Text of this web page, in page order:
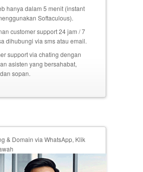
hanya dalam 5 menit (instant
Softaculous).
customer support 24 jam / 7
dihubungi via sms atau email.
support via chating dengan
asisten yang bersahabat,
sopan.
& Domain via WhatsApp, Klik